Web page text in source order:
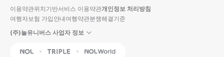
이용약관위치기반서비스 이용약관개인정보 처리방침
여행자보험 가입안내여행약관분쟁해결기준
(주)놀유니버스 사업자 정보
NOL Triple Interpark Global